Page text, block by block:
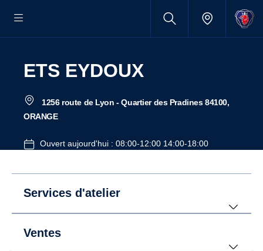
ETS EYDOUX
1256 route de Lyon - Quartier des Pradines 84100,
ORANGE
Ouvert aujourd'hui : 08:00-12:00 14:00-18:00
Services d'atelier
Ventes